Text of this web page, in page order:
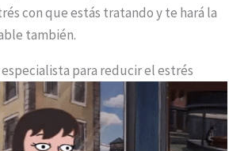
con que estás tratando y te hará la
también.
especialista para reducir el estrés